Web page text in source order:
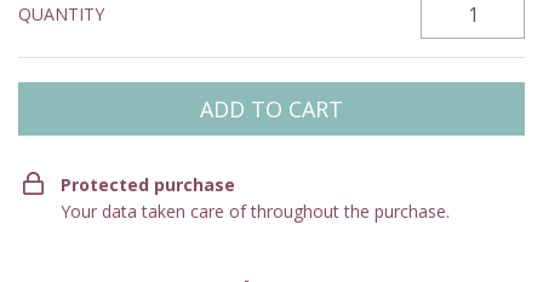
QUANTITY
Protected purchase
Your data taken care of throughout the purchase.